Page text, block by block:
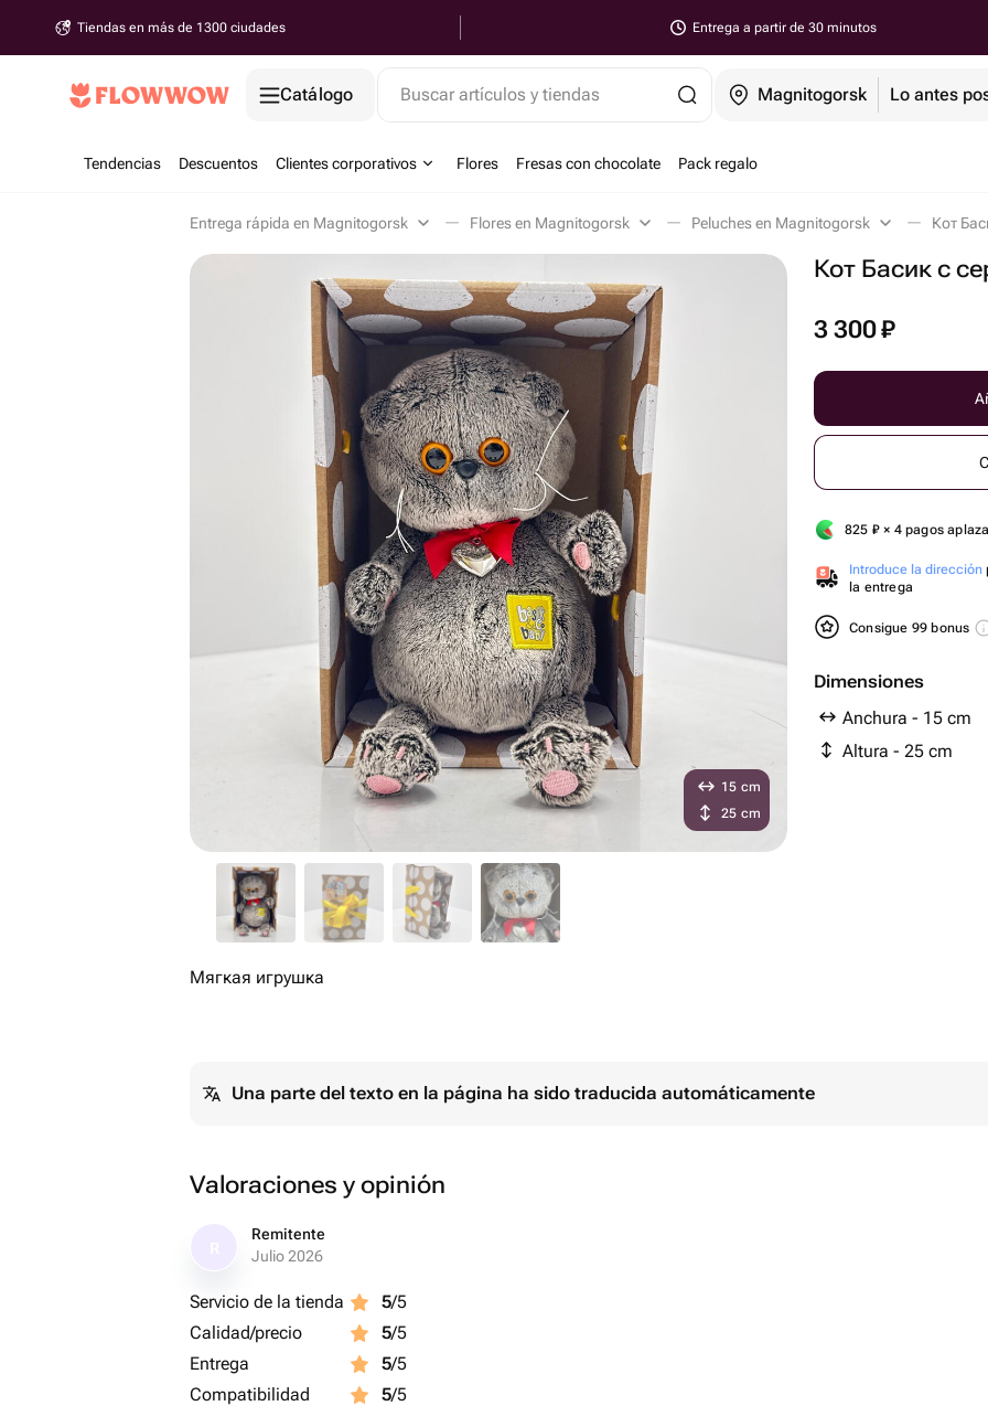
Tiendas en más de 1300 ciudades Entrega a partir de 30 minutos
Catálogo Buscar artículos y tiendas Magnitogorsk Lo antes
Tendencias Descuentos Clientes corporativos Flores Fresas con chocolate Pack regalo
Entrega rápida en Magnitogorsk Flores en Magnitogorsk Peluches en Magnitogorsk Кот
Кот Басик с
3 300₽
825 ₽ × 4 pagos
Introduce la dirección
la entrega
Consigue 99 bonus
Dimensiones
Anchura - 15 cm
Altura - 25 cm
15 cm
25 cm
Мягкая игрушка
Una parte del texto en la página ha sido traducida automáticamente
Valoraciones y opinión
Remitente
Julio 2026
Servicio de la tienda 5/5
Calidad/precio
5/5
Entrega
5/5
Compatibilidad
5/5